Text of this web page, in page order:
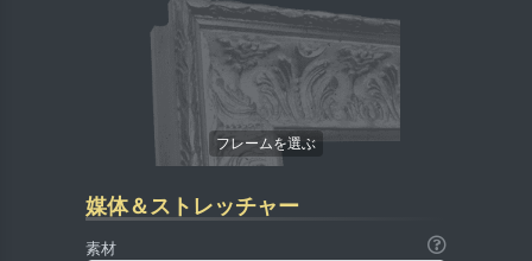
媒体＆ストレッチャー
素材